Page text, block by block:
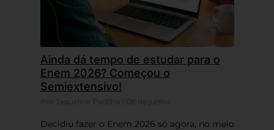
Ainda dá tempo de estudar para o
Enem 2026? Começou o
Semiextensivo!
Decidiu fazer o Enem 2026 só agora, no meio